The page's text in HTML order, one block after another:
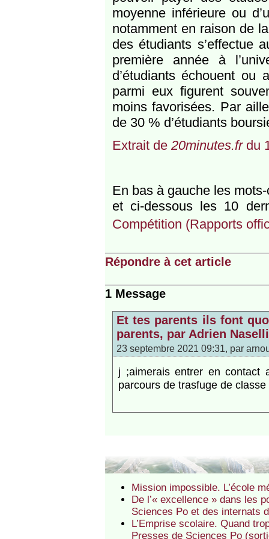
moyenne inférieure ou
notamment en raison de
des étudiants s’effectue
première année à
d’étudiants échouent
parmi eux figurent
moins favorisées. Par
de 30 % d’étudiants
Extrait de 20minutes.frdu
En bas à gauche les mots-
et ci-dessous les 10
Compétition (Rapports
Répondre à cet article
1 Message
Et tes parents ils font
parents, par Adrien
23 septembre 2021 09:31, par
j ;aimerais entrer en contact
parcours de trasfuge de
Mission impossible. L’école
De l’« excellence » dans les
Sciences Po et des internats
L’Emprise scolaire. Quand
Presses de Sciences Po